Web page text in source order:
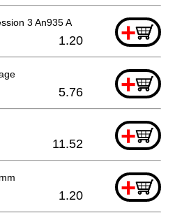
3 An935 A +
1.20
+
5.76
+
11.52
+
1.20